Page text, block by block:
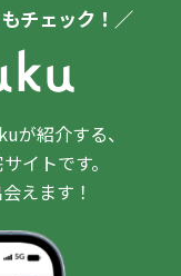
チェック！／
が紹介する、
イトです。
えます！